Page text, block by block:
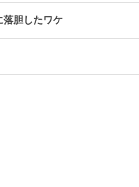
落胆したワケ